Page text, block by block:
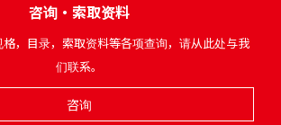
咨询・索取资料
，目录，索取资料等各项查询，请从此处与我
们联系。
咨询